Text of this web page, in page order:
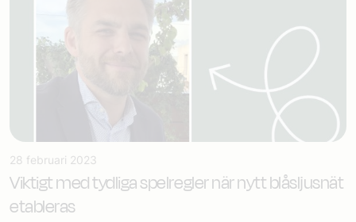
28 februari 2023
Viktigt med tydliga spelregler när nytt blåsljusnät
etableras